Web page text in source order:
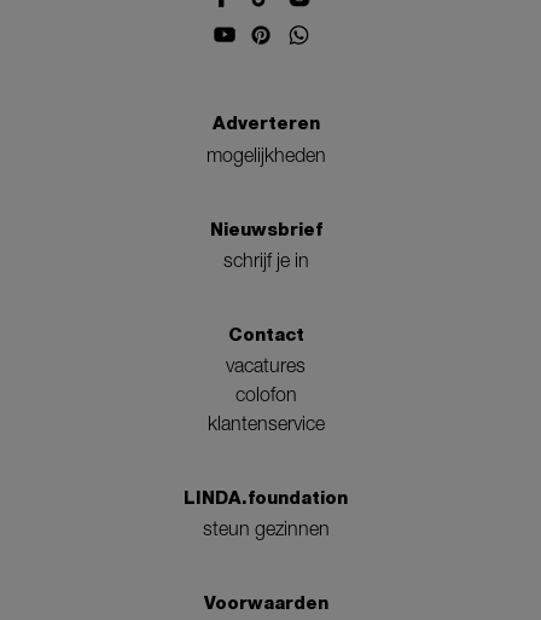
Adverteren
mogelijkheden
Nieuwsbrief
schrijf je in
Contact
vacatures
colofon
klantenservice
LINDA.foundation
steun gezinnen
Voorwaarden